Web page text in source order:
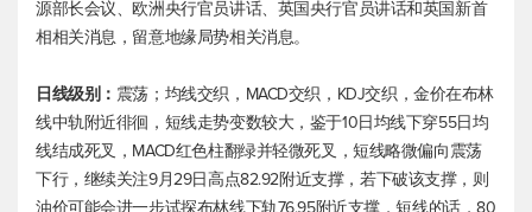
源部长会议、欧洲央行官员讲话、英国央行官员讲话和英国新首
相相关消息，留意地缘局势相关消息。
日线级别： 震荡；均线交织，MACD交织，KDJ交织，金价在布林
线中轨附近徘徊，短线走势变数较大，鉴于10日均线下穿55日均
线结成死叉，MACD红色柱翻绿并轻微死叉，短线略微偏向震荡
下行，继续关注9月29日高点82.92附近支撑，若下破该支撑，则
油价可能会进一步试探布林线下轨76.95附近支撑，短线的话，80